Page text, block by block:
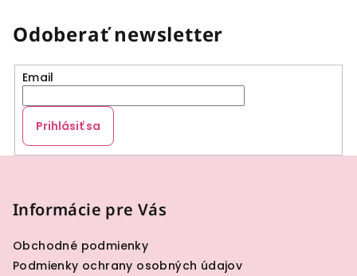
Odoberať newsletter
Email
Prihlásiť sa
Informácie pre Vás
Obchodné podmienky
Podmienky ochrany osobných údajov